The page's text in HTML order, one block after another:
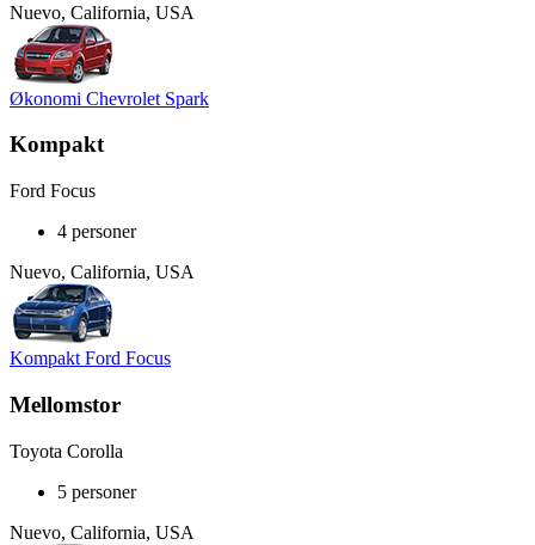
Nuevo, California, USA
Økonomi Chevrolet Spark
Kompakt
Ford Focus
4 personer
Nuevo, California, USA
Kompakt Ford Focus
Mellomstor
Toyota Corolla
5 personer
Nuevo, California, USA